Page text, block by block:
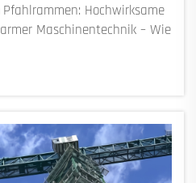
Hochwirksame
Maschinentechnik – Wie
Energie übertragen, um
nutzen gegenläufig
...